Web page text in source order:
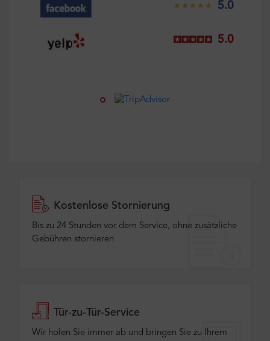
5.0
5.0
Kostenlose Stornierung
Bis zu 24 Stunden vor dem Service, ohne zusätzliche
Gebühren stornieren
Tür-zu-Tür-Service
Wir holen Sie immer ab und bringen Sie zu Ihrem